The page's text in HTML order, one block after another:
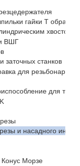
гайки Т
ВШГ
станков
для
для
и насадного
Конус Морзе